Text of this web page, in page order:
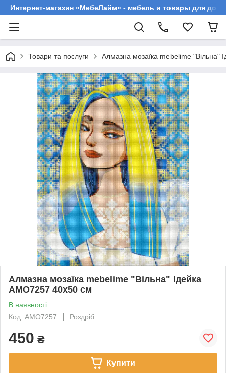
Интернет-магазин «МебеЛайм» - мебель и товары для
Товари та послуги Алмазна мозаїка mebelime "Вільна"
Алмазна мозаїка mebelime "Вільна" Ідейка
AMO7257 40х50 см
В наявності
Код: AMO7257
Роздріб
450 ₴
Купити